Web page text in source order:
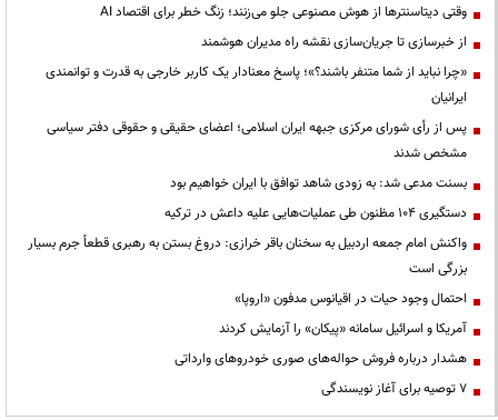
وقتی دیتاسنترها از هوش مصنوعی جلو می‌زنند؛ زنگ خطر برای اقتصاد AI
از خبرسازی تا جریان‌سازی نقشه راه مدیران هوشمند
«چرا نباید از شما متنفر باشند؟»؛ پاسخ معنادار یک کاربر خارجی به قدرت و توانمندی
ایرانیان
پس از رأی شورای مرکزی جبهه ایران اسلامی؛ اعضای حقیقی و حقوقی دفتر سیاسی
مشخص شدند
بسنت مدعی شد: به زودی شاهد توافق با ایران خواهیم بود
دستگیری ۱۰۴ مظنون طی عملیات‌هایی علیه داعش در ترکیه
واکنش امام جمعه اردبیل به سخنان باقر خرازی: دروغ بستن به رهبری قطعاً جرم بسیار
بزرگی است
احتمال وجود حیات در اقیانوس مدفون «اروپا»
آمریکا و اسرائیل سامانه «پیکان» را آزمایش کردند
هشدار درباره فروش حواله‌های صوری خودروهای وارداتی
۷ توصیه برای آغاز نویسندگی